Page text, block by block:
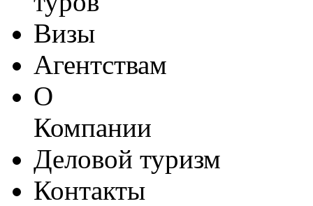
Визы
Агентствам
О
Компании
Деловой туризм
Контакты